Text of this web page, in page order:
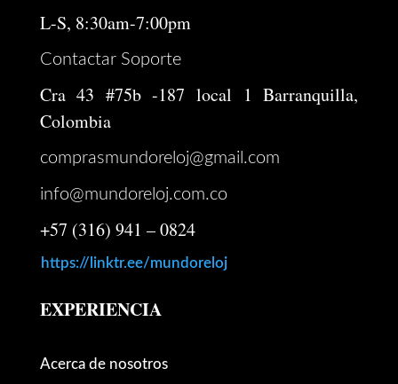
L-S, 8:30am-7:00pm
Contactar Soporte
Cra 43 #75b -187 local 1 Barranquilla,
Colombia
comprasmundoreloj@gmail.com
info@mundoreloj.com.co
+57 (316) 941 – 0824
https://linktr.ee/mundoreloj
EXPERIENCIA
Acerca de nosotros